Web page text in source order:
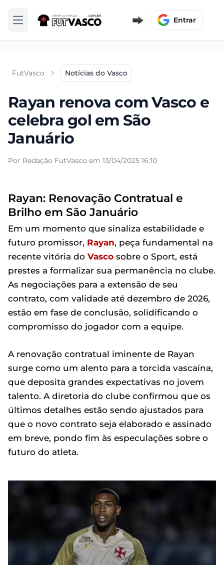
Abrir menu Entrar
FutVasco Notícias do Vasco
Rayan renova com Vasco e
celebra gol em São
Januário
Por Redação FutVasco em 13/04/2025 16:10
Rayan: Renovação Contratual e
Brilho em São Januário
Em um momento que sinaliza estabilidade e
futuro promissor, Rayan, peça fundamental na
recente vitória do Vasco sobre o Sport, está
prestes a formalizar sua permanência no clube.
As negociações para a extensão de seu
contrato, com validade até dezembro de 2026,
estão em fase de conclusão, solidificando o
compromisso do jogador com a equipe.
A renovação contratual iminente de Rayan
surge como um alento para a torcida vascaína,
que deposita grandes expectativas no jovem
talento. A diretoria do clube confirmou que os
últimos detalhes estão sendo ajustados para
que o novo contrato seja elaborado e assinado
em breve, pondo fim às especulações sobre o
futuro do atleta.